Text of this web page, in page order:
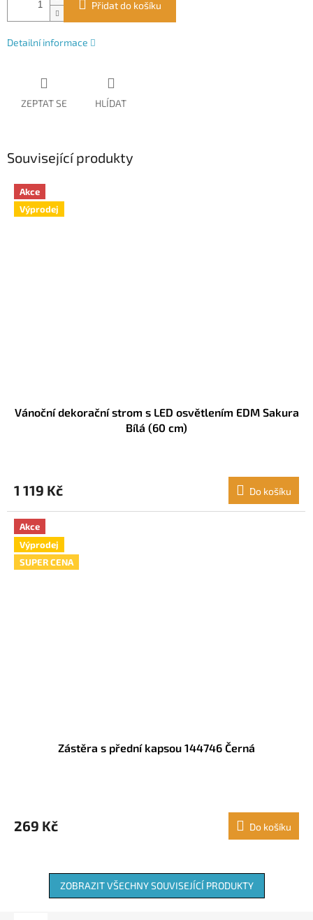
Přidat do košíku
Detailní informace
ZEPTAT SE HLÍDAT
Související produkty
Akce
Výprodej
Vánoční dekorační strom s LED osvětlením EDM Sakura
Bílá (60 cm)
1 119 Kč Do košíku
Akce
Výprodej
SUPER CENA
Zástěra s přední kapsou 144746 Černá
269 Kč Do košíku
ZOBRAZIT VŠECHNY SOUVISEJÍCÍ PRODUKTY